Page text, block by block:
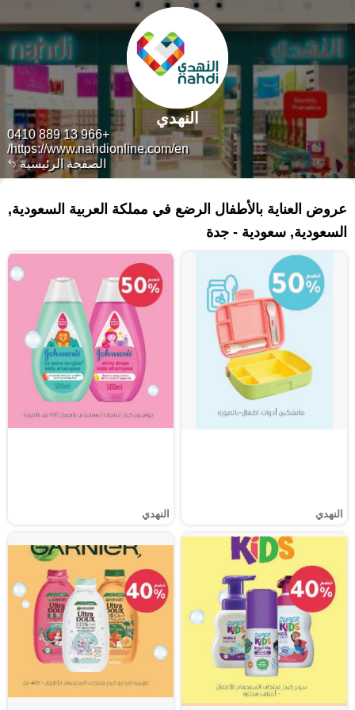
الصفحة الرئيسية
+966 13 889 0410
https://www.nahdionline.com/en/
النهدي
عروض العناية بالأطفال الرضع في مملكة العربية السعودية,
السعودية, سعودية - جدة
النهدي النهدي